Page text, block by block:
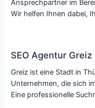
Ansprechpartner im
Wir helfen Ihnen dabei,
SEO Agentur Greiz
Greiz ist eine Stadt in
Unternehmen, die sich
Eine professionelle